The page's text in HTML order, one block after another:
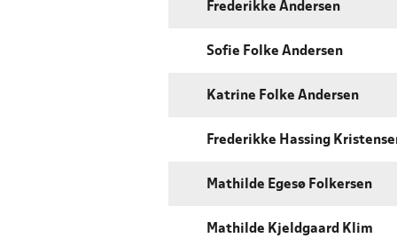
Frederikke Andersen
Sofie Folke Andersen
Katrine Folke Andersen
Frederikke Hassing
Mathilde Egesø Folkersen
Mathilde Kjeldgaard Klim